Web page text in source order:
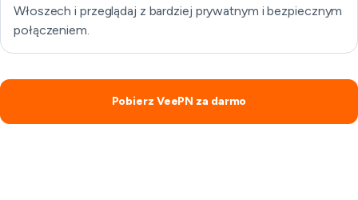
Włoszech i przeglądaj z bardziej prywatnym i bezpiecznym
połączeniem.
Pobierz VeePN za darmo